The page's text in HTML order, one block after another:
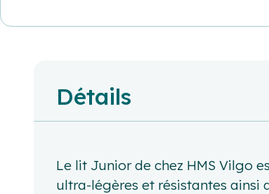
Détails
Le lit Junior de chez HMS Vilgo
ultra-légères et résistantes ainsi